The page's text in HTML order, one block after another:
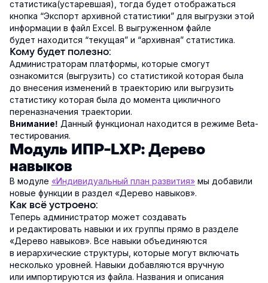
статистика(устаревшая), тогда будет отображаться
кнопка “Экспорт архивной статистики” для выгрузки этой
информации в файл Excel. В выгруженном файле
будет находится “текущая” и “архивная” статистика.
Кому будет полезно:
Администраторам платформы, которые смогут
ознакомится (выгрузить) со статистикой которая была
до внесения изменений в траекторию или выгрузить
статистику которая была до момента цикличного
переназначения траектории.
Внимание! Данный функционал находится в режиме Beta-
тестирования.
Модуль ИПР-LXP: Дерево
навыков
В модуле «Индивидуальный план развития» мы добавили
новые функции в раздел «Дерево навыков».
Как всё устроено:
Теперь администратор может создавать
и редактировать навыки и их группы прямо в разделе
«Дерево навыков». Все навыки объединяются
в иерархические структуры, которые могут включать
несколько уровней. Навыки добавляются вручную
или импортируются из файла. Названия и описания